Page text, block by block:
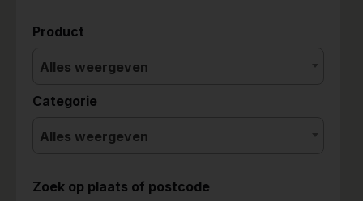
Product
Alles weergeven
Categorie
Alles weergeven
Zoek op plaats of postcode